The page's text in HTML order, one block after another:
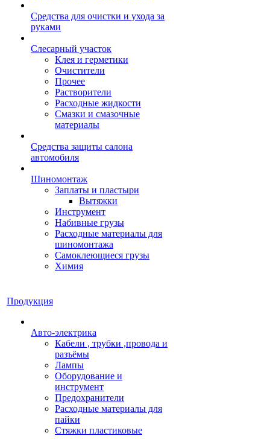
Средства для очистки и ухода за
руками
Слесарный участок
Клея и герметики
Очистители
Прочее
Растворители
Расходные жидкости
Смазки и смазочные
материалы
Средства защиты салона
автомобиля
Шиномонтаж
Заплаты и пластыри
Вытяжки
Инструмент
Набивные грузы
Расходные материалы для
шиномонтажа
Самоклеющиеся грузы
Химия
Продукция
Авто-электрика
Кабели , трубки ,провода и
разъёмы
Лампы
Оборудование и
инструмент
Предохранители
Расходные материалы для
пайки
Стяжки пластиковые